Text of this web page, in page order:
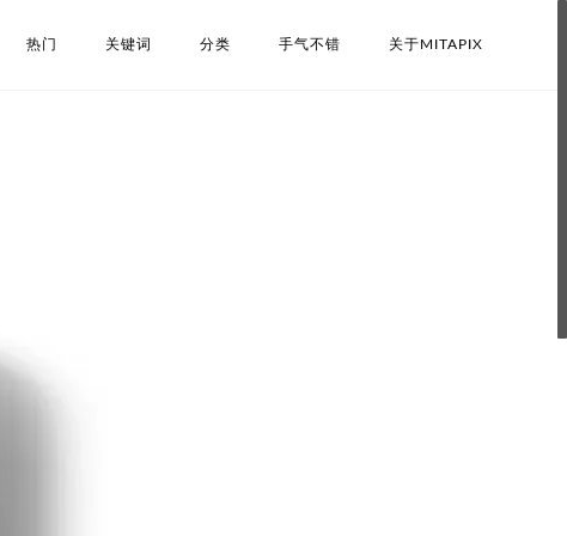
热门 关键词 分类 手气不错 关于MITAPIX